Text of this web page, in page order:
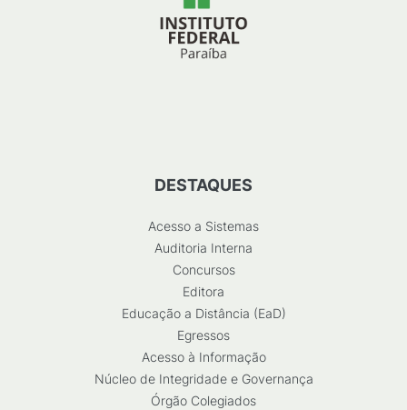
DESTAQUES
Acesso a Sistemas
Auditoria Interna
Concursos
Editora
Educação a Distância (EaD)
Egressos
Acesso à Informação
Núcleo de Integridade e Governança
Órgão Colegiados